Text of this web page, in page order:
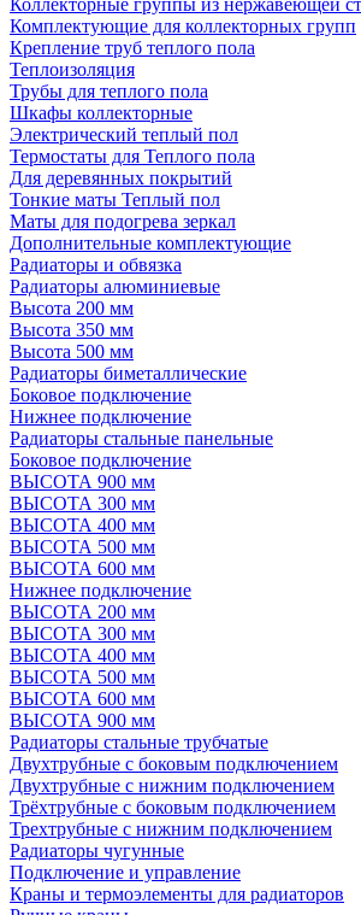
Комплектующие для коллекторных групп
Крепление труб теплого пола
Теплоизоляция
Трубы для теплого пола
Шкафы коллекторные
Электрический теплый пол
Термостаты для Теплого пола
Для деревянных покрытий
Тонкие маты Теплый пол
Маты для подогрева зеркал
Дополнительные комплектующие
Радиаторы и обвязка
Радиаторы алюминиевые
Высота 200 мм
Высота 350 мм
Высота 500 мм
Радиаторы биметаллические
Боковое подключение
Нижнее подключение
Радиаторы стальные панельные
Боковое подключение
ВЫСОТА 900 мм
ВЫСОТА 300 мм
ВЫСОТА 400 мм
ВЫСОТА 500 мм
ВЫСОТА 600 мм
Нижнее подключение
ВЫСОТА 200 мм
ВЫСОТА 300 мм
ВЫСОТА 400 мм
ВЫСОТА 500 мм
ВЫСОТА 600 мм
ВЫСОТА 900 мм
Радиаторы стальные трубчатые
Двухтрубные с боковым подключением
Двухтрубные с нижним подключением
Трёхтрубные с боковым подключением
Трехтрубные с нижним подключением
Радиаторы чугунные
Подключение и управление
Краны и термоэлементы для радиаторов